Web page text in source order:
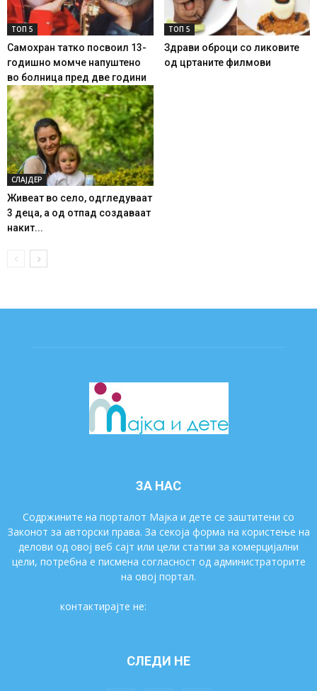
ТОП 5
Самохран татко посвоил 13-
годишно момче напуштено
во болница пред две години
ТОП 5
Здрави оброци со ликовите
од цртаните филмови
СЛАЈДЕР
Живеат во село, одгледуваат
3 деца, а од отпад создаваат
накит...
ЗА НАС
Содржините на порталот Мајка и дете се заштитени со
Законот за авторски права. За секоја форма на користење на
делови од овој веб сајт или цели статии за комерцијални
цели, потребна е писмена согласност од администраторите
на овој портал.
контактирајте не:
СЛЕДИ НЕ